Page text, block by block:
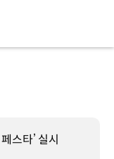
스타’ 실시